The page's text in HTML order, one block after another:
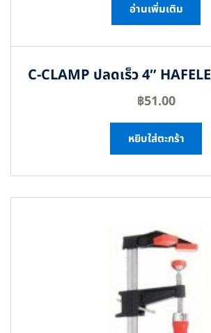
อ่านเพิ่มเติม
C-CLAMP ปลดเร็ว 4″
฿51.00
หยิบใส่ตะกร้า